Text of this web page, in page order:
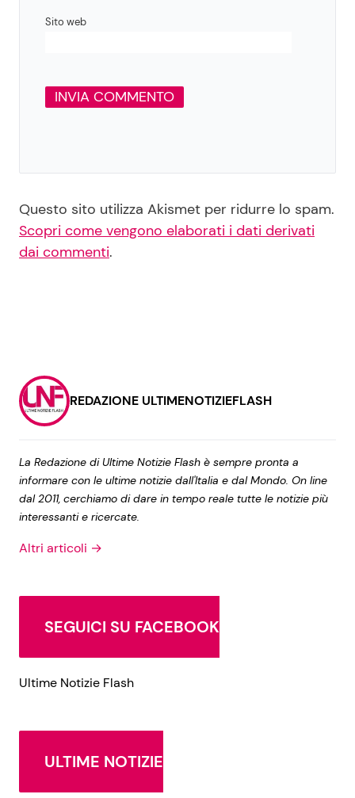
Sito web
Questo sito utilizza Akismet per ridurre lo spam.
Scopri come vengono elaborati i dati derivati
dai commenti.
REDAZIONE ULTIMENOTIZIEFLASH
La Redazione di Ultime Notizie Flash è sempre pronta a
informare con le ultime notizie dall'Italia e dal Mondo. On line
dal 2011, cerchiamo di dare in tempo reale tutte le notizie più
interessanti e ricercate.
Altri articoli →
SEGUICI SU FACEBOOK
Ultime Notizie Flash
ULTIME NOTIZIE